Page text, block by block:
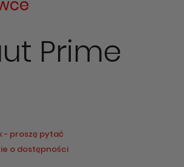
Prime
- proszę pytać
o dostępności